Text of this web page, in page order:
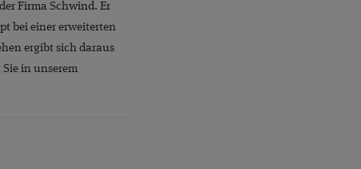
Firma Schwind. Er
bei einer erweiterten
ergibt sich daraus
in unserem